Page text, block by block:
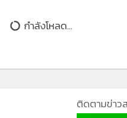
ข่าวในหมวดล่าสุด
1
เสาไฟ-หม้อแปลง ตั้ง
ใช้ไฟฟ้าไม่ชอบด้วยระ
MGR Online ใช้คุกกี้
ประสบการณ์คอนเทนต์ที่ดีที่